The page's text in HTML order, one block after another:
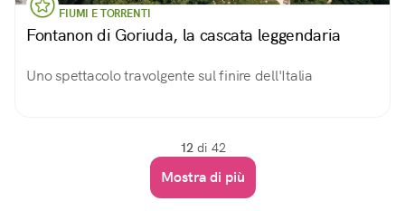
FIUMI E TORRENTI
Fontanon di Goriuda, la cascata leggendaria
Uno spettacolo travolgente sul finire dell'Italia
12 di 42
Mostra di più